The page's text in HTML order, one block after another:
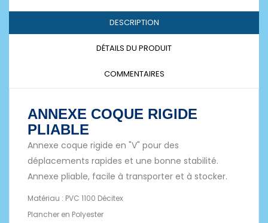
DESCRIPTION
DÉTAILS DU PRODUIT
COMMENTAIRES
ANNEXE COQUE RIGIDE
PLIABLE
Annexe coque rigide en "V" pour des
déplacements rapides et une bonne stabilité.
Annexe pliable, facile à transporter et à stocker.
Matériau : PVC 1100 Décitex
Plancher en Polyester